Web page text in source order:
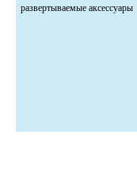
развертываемые аксессуары